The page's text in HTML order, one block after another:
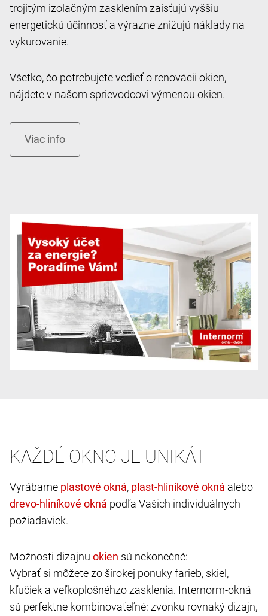
trojitým izolačným zasklením zaisťujú vyššiu
energetickú účinnosť a výrazne znižujú náklady na
vykurovanie.
Všetko, čo potrebujete vedieť o renovácii okien,
nájdete v našom sprievodcovi výmenou okien.
KAŽDÉ OKNO JE UNIKÁT
Vyrábame ,
alebo
podľa Vašich individuálnych
požiadaviek.
Možnosti dizajnu
sú nekonečné:
Vybrať si môžete zo širokej ponuky farieb, skiel,
kľučiek a veľkoplošnéhzo zasklenia. Internorm-okná
sú perfektne kombinovaťeľné: zvonku rovnaký dizajn,